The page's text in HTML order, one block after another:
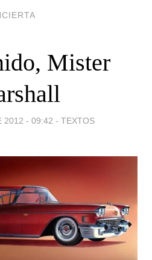
Mister
2012 - 09:42 - TEXTOS